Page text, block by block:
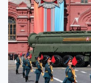
Giriş Yap